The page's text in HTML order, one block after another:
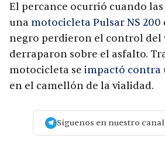
El percance ocurrió cuando
una motocicleta Pulsar NS 200
negro perdieron el control del
derraparon sobre el asfalto.
motocicleta se impactó contra
en el camellón de la vialidad.
Síguenos en nuestro